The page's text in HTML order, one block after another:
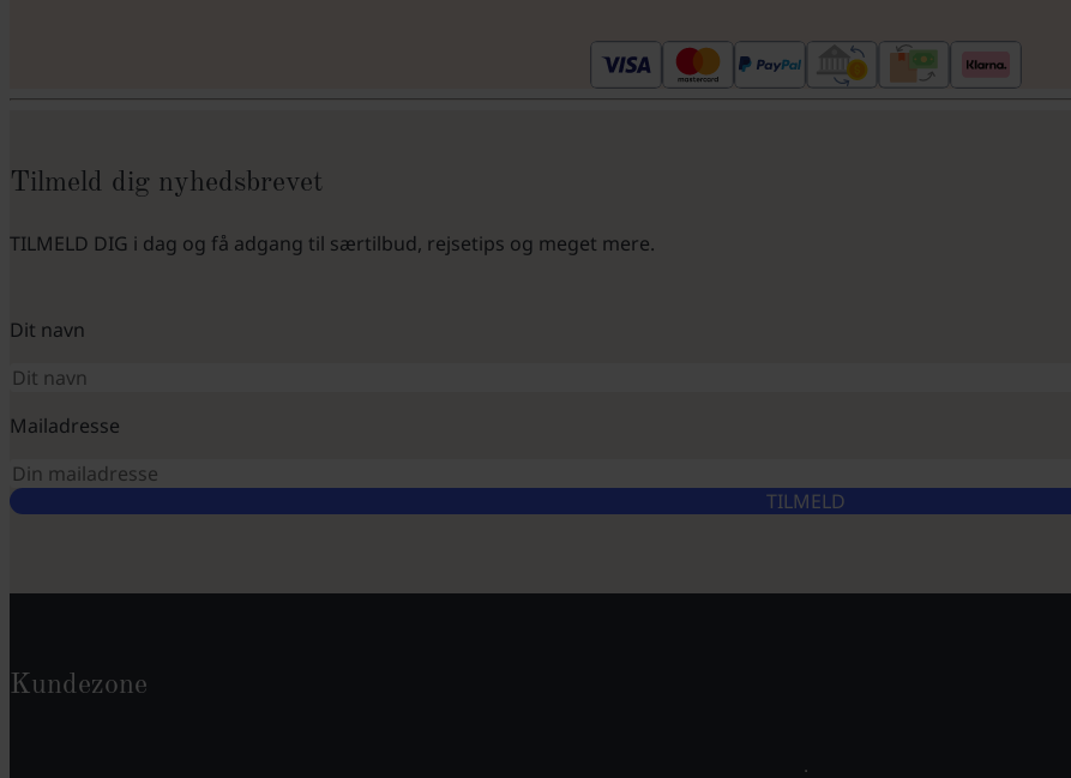
Tilmeld dig nyhedsbrevet
TILMELD DIG i dag og få adgang til særtilbud, rejsetips og meget mere.
Dit navn
Mailadresse
TILMELD
Kundezone